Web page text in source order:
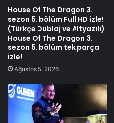
House Of The Dragon 3.
sezon 5. bölüm Full HD izle!
(Türkçe Dublaj ve Altyazılı)
House Of The Dragon 3.
sezon 5. bölüm tek parça
izle!
Ağustos 5, 2026